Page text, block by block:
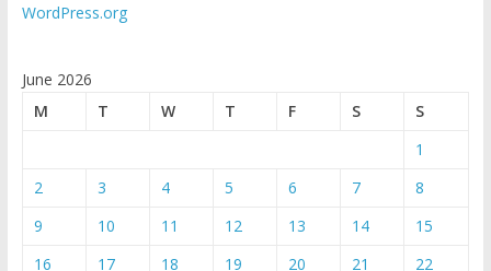
WordPress.org
June 2026
M
T W T F S
S
1
2
3 4 5 6 7
8
9
10 11 12 13 14
15
16
17 18 19 20 21 22